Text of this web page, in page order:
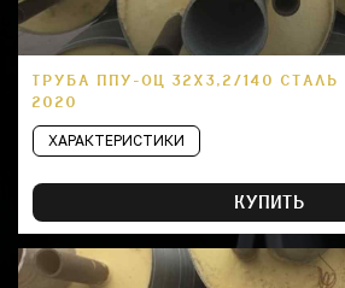
ТРУБА ППУ-ОЦ 32Х3,2/140 СТАЛЬ
2020
ХАРАКТЕРИСТИКИ
КУПИТЬ